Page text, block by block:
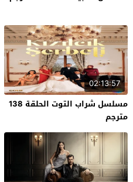
02:13:57
مسلسل شراب التوت الحلقة 138
مترجم